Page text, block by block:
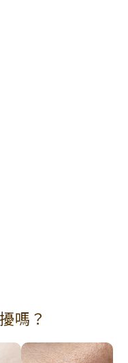
嗎？